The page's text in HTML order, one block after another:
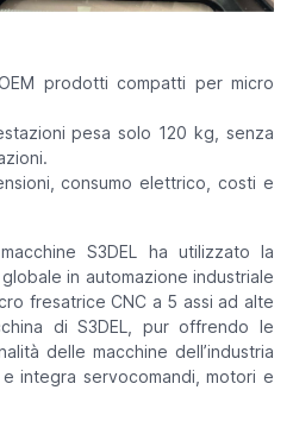
prodotti compatti per micro
pesa solo 120 kg, senza
consumo elettrico, costi e
S3DEL ha utilizzato la
in automazione industriale
fresatrice CNC a 5 assi ad alte
di S3DEL, pur offrendo le
delle macchine dell’industria
integra servocomandi, motori e